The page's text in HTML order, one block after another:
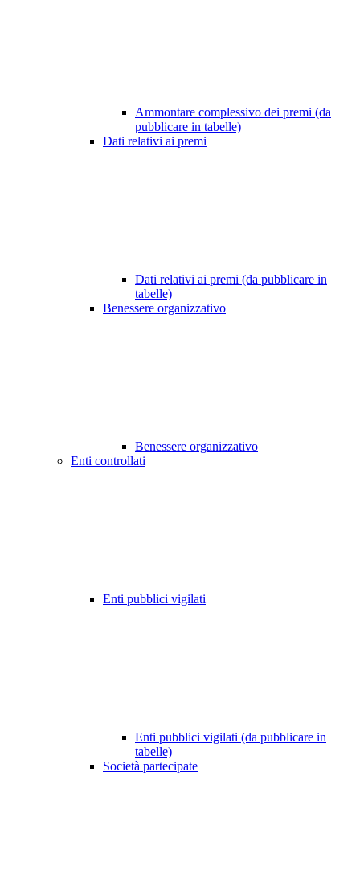
Ammontare complessivo dei premi (da
pubblicare in tabelle)
Dati relativi ai premi
Dati relativi ai premi (da pubblicare in
tabelle)
Benessere organizzativo
Benessere organizzativo
Enti controllati
Enti pubblici vigilati
Enti pubblici vigilati (da pubblicare in
tabelle)
Società partecipate